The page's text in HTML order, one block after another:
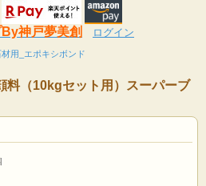
神戸夢美創 ログイン
材用_エポキシボンド
料（10kgセット用）スーパーブ